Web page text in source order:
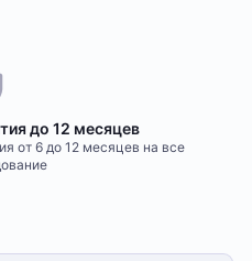
до 12 месяцев
от 6 до 12 месяцев на все